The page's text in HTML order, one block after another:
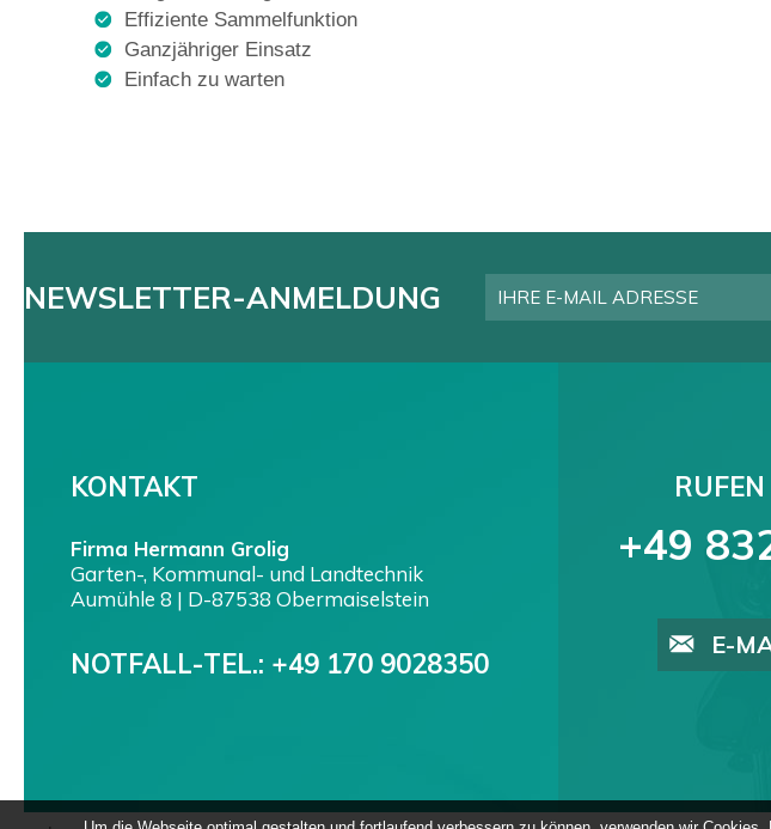
Effiziente Sammelfunktion
Ganzjähriger Einsatz
Einfach zu warten
NEWSLETTER-ANMELDUNG
KONTAKT
Firma Hermann Grolig
Garten-, Kommunal- und Landtechnik
Aumühle 8 | D-87538 Obermaiselstein
NOTFALL-TEL.: +49 170 9028350
+49
E-